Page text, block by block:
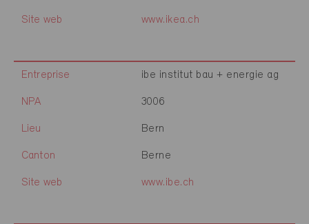
Site web www.ikea.ch
Entreprise ibe institut bau + energie ag
NPA 3006
Lieu Bern
Canton Berne
Site web www.ibe.ch